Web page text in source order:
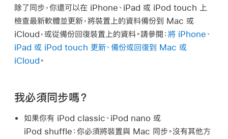
除了同步，你還可以在 iPhone、iPad 或 iPod touch 上
檢查最新軟體並更新，將裝置上的資料備份到 Mac 或
iCloud，或從備份回復裝置上的資料。請參閱：將 iPhone、
iPad 或 iPod touch 更新、備份或回復到 Mac 或
iCloud。
我必須同步嗎？
如果你有 iPod classic、iPod nano 或
iPod shuffle：你必須將裝置與 Mac 同步。沒有其他方